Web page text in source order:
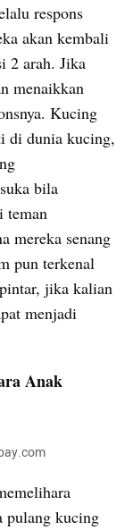
respons
akan kembali
2 arah. Jika
menaikkan
Kucing
di dunia kucing,
bila
teman
mereka senang
pun terkenal
jika kalian
menjadi
Anak
pulang kucing